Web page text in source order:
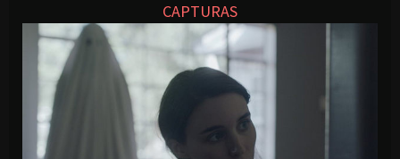
CAPTURAS